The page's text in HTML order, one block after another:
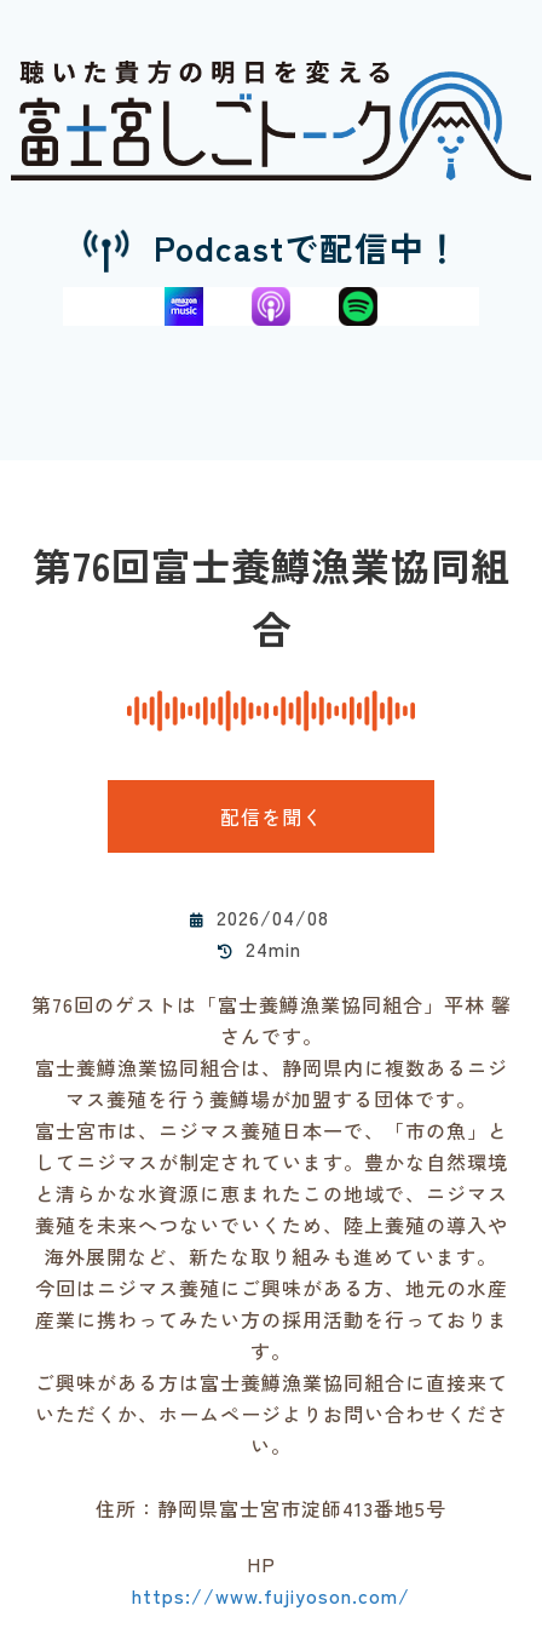
Podcastで配信中！
第76回富士養鱒漁業協同組
合
配信を聞く
2026/04/08
24min
第76回のゲストは「富士養鱒漁業協同組合」平林 馨
さんです。
富士養鱒漁業協同組合は、静岡県内に複数あるニジ
マス養殖を行う養鱒場が加盟する団体です。
富士宮市は、ニジマス養殖日本一で、「市の魚」と
してニジマスが制定されています。豊かな自然環境
と清らかな水資源に恵まれたこの地域で、ニジマス
養殖を未来へつないでいくため、陸上養殖の導入や
海外展開など、新たな取り組みも進めています。
今回はニジマス養殖にご興味がある方、地元の水産
産業に携わってみたい方の採用活動を行っておりま
す。
ご興味がある方は富士養鱒漁業協同組合に直接来て
いただくか、ホームページよりお問い合わせくださ
い。
住所：静岡県富士宮市淀師413番地5号
HP
https://www.fujiyoson.com/